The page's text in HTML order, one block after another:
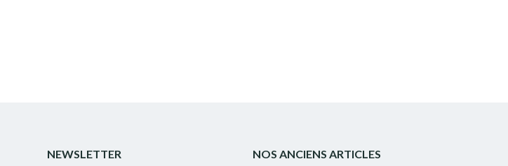
NEWSLETTER NOS ANCIENS ARTICLES